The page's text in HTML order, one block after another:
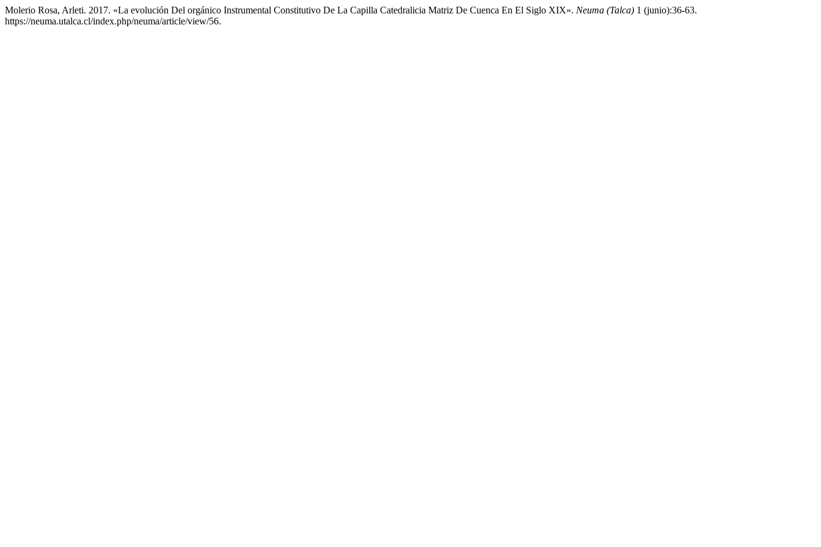
Molerio Rosa, Arleti. 2017. «La evolución Del orgánico Instrumental Constitutivo De La Capilla Catedralicia Matriz De Cuenca En El Siglo XIX». Neuma (Talca) 1 (junio):36-63.
https://neuma.utalca.cl/index.php/neuma/article/view/56.